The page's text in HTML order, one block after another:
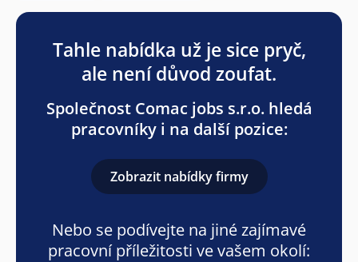
Tahle nabídka už je sice pryč,
ale není důvod zoufat.
Společnost Comac jobs s.r.o. hledá
pracovníky i na další pozice:
Zobrazit nabídky firmy
Nebo se podívejte na jiné zajímavé
pracovní příležitosti ve vašem okolí: